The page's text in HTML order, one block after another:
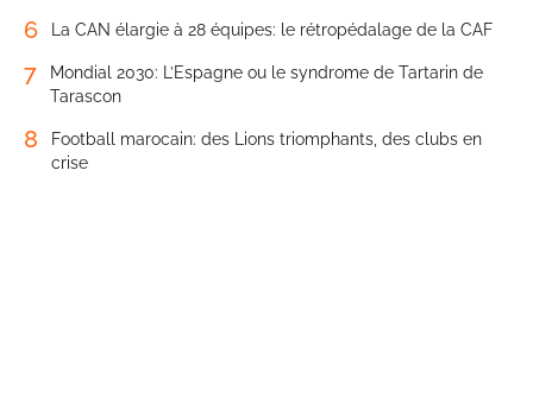
6 La CAN élargie à 28 équipes: le rétropédalage de la CAF
7
Mondial 2030: L’Espagne ou le syndrome de Tartarin de
Tarascon
8
Football marocain: des Lions triomphants, des clubs en
crise